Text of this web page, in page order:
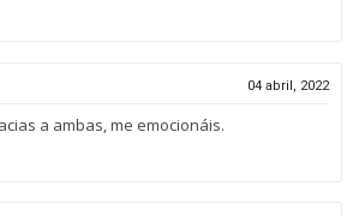
04 abril, 2022
a ambas, me emocionáis.